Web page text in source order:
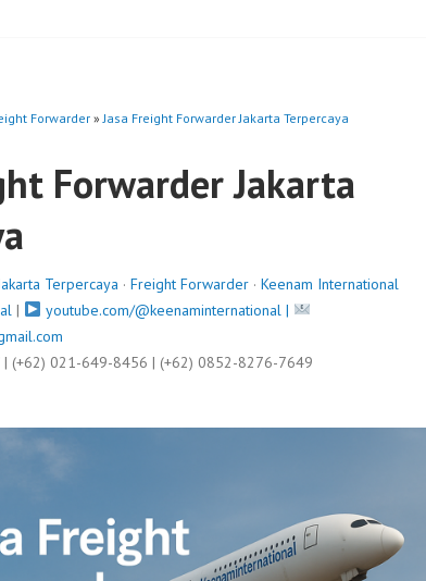
Forwarder »Jasa Freight Forwarder Jakarta Terpercaya
Forwarder Jakarta
Terpercaya · Freight Forwarder · Keenam International
|
youtube.com/@keenaminternational |
(+62) 021-649-8456 | (+62) 0852-8276-7649